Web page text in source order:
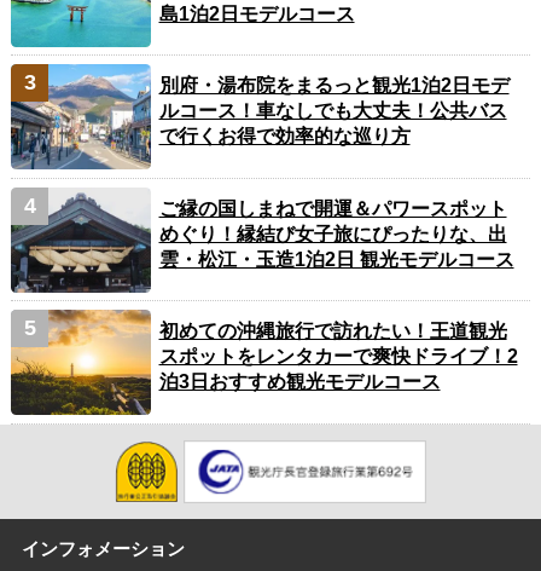
島1泊2日モデルコース
別府・湯布院をまるっと観光1泊2日モデ
ルコース！車なしでも大丈夫！公共バス
で行くお得で効率的な巡り方
ご縁の国しまねで開運＆パワースポット
めぐり！縁結び女子旅にぴったりな、出
雲・松江・玉造1泊2日 観光モデルコース
初めての沖縄旅行で訪れたい！王道観光
スポットをレンタカーで爽快ドライブ！2
泊3日おすすめ観光モデルコース
インフォメーション